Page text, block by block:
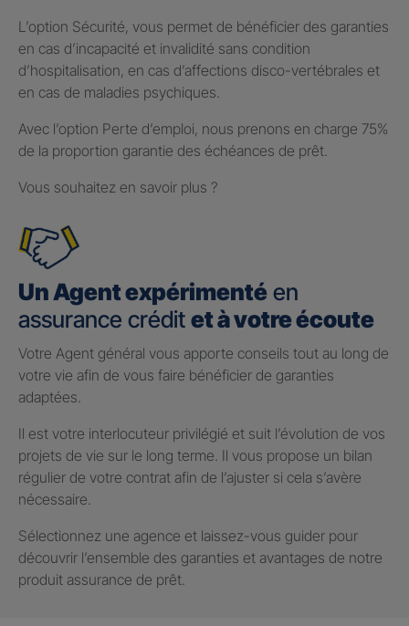
L’option Sécurité, vous permet de bénéficier des garanties
en cas d’incapacité et invalidité sans condition
d’hospitalisation, en cas d’affections disco-vertébrales et
en cas de maladies psychiques.
Avec l’option Perte d’emploi, nous prenons en charge 75%
de la proportion garantie des échéances de prêt.
Vous souhaitez en savoir plus ?
Un Agent expérimenté en
assurance crédit et à votre écoute
Votre Agent général vous apporte conseils tout au long de
votre vie afin de vous faire bénéficier de garanties
adaptées.
Il est votre interlocuteur privilégié et suit l’évolution de vos
projets de vie sur le long terme. Il vous propose un bilan
régulier de votre contrat afin de l’ajuster si cela s’avère
nécessaire.
Sélectionnez une agence et laissez-vous guider pour
découvrir l’ensemble des garanties et avantages de notre
produit assurance de prêt.